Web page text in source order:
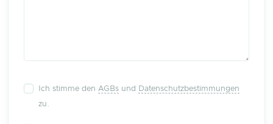
Ich stimme den AGBs und
Datenschutzbestimmungen
zu.